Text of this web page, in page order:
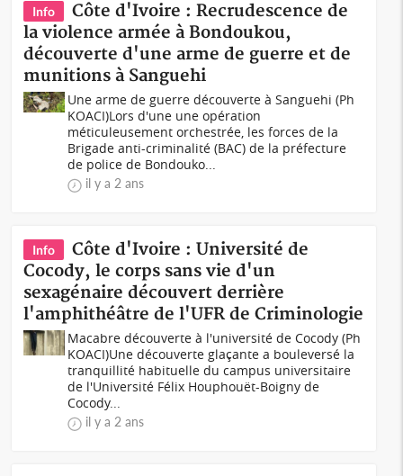
Info
Côte d'Ivoire : Recrudescence de
la violence armée à Bondoukou,
découverte d'une arme de guerre et de
munitions à Sanguehi
Une arme de guerre découverte à Sanguehi (Ph
KOACI)Lors d'une une opération
méticuleusement orchestrée, les forces de la
Brigade anti-criminalité (BAC) de la préfecture
de police de Bondouko...
il y a 2 ans
Info
Côte d'Ivoire : Université de
Cocody, le corps sans vie d'un
sexagénaire découvert derrière
l'amphithéâtre de l'UFR de Criminologie
Macabre découverte à l'université de Cocody (Ph
KOACI)Une découverte glaçante a bouleversé la
tranquillité habituelle du campus universitaire
de l'Université Félix Houphouët-Boigny de
Cocody...
il y a 2 ans